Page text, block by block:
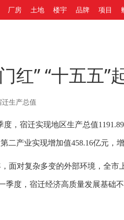
厂房 土地 楼宇 品牌 项目
红” “十五五”
迁生产总值
宿迁实现地区生产总值
二产业实现增加值458.16亿元，
面对复杂多变的外部环境，全市
季度，宿迁经济高质量发展基础